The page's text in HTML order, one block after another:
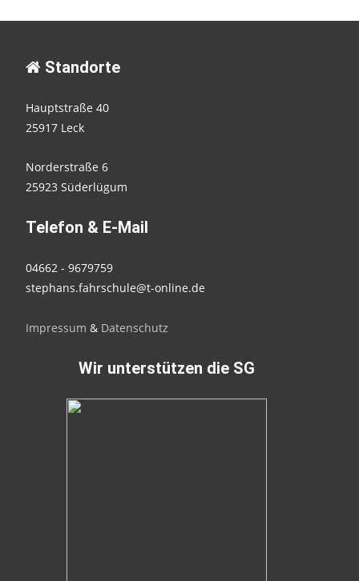
Standorte
Hauptstraße 40
25917 Leck
Norderstraße 6
25923 Süderlügum
Telefon & E-Mail
04662 - 9679759
stephans.fahrschule@t-online.de
Impressum & Datenschutz
Wir unterstützen die SG